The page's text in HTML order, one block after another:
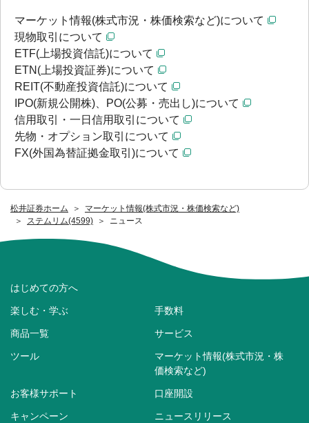
松井証券ホーム
マーケット情報(株式市況・株価検索など)
ステムリム(4599)
ニュース
マーケット情報(株式市況・株価検索など)について
現物取引について
ETF(上場投資信託)について
ETN(上場投資証券)について
REIT(不動産投資信託)について
IPO(新規公開株)、PO(公募・売出し)について
信用取引・一日信用取引について
先物・オプション取引について
FX(外国為替証拠金取引)について
はじめての方へ
楽しむ・学ぶ 手数料
商品一覧 サービス
ツール
マーケット情報(株式市況・株
価検索など)
お客様サポート 口座開設
キャンペーン ニュースリリース